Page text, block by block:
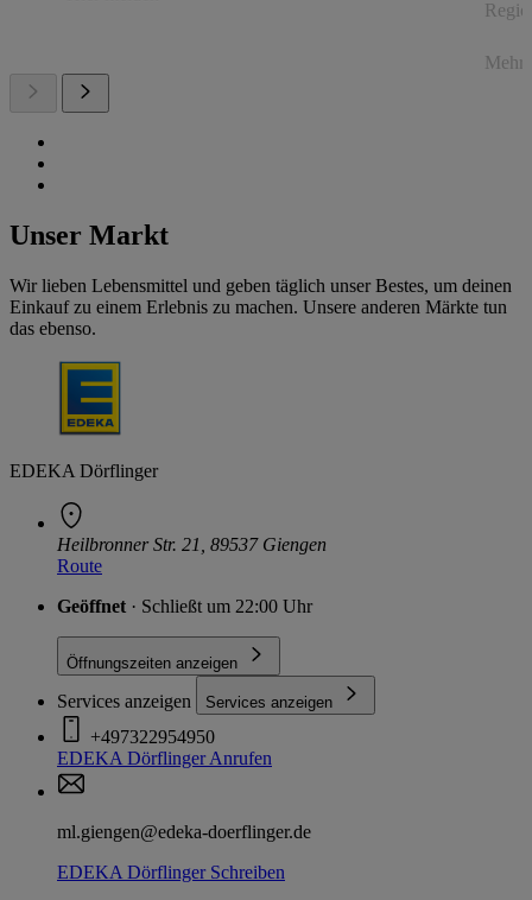
Mehr
Unser Markt
Wir lieben Lebensmittel und geben täglich unser Bestes, um deinen
Einkauf zu einem Erlebnis zu machen. Unsere anderen Märkte tun
das ebenso.
EDEKA Dörflinger
Heilbronner Str. 21, 89537 Giengen
Route
Geöffnet · Schließt um 22:00 Uhr
Öffnungszeiten anzeigen
Services anzeigen Services anzeigen
+497322954950
EDEKA DörflingerAnrufen
ml.giengen@edeka-doerflinger.de
EDEKA DörflingerSchreiben